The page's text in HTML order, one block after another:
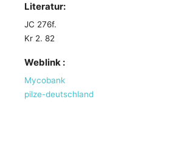
Literatur:
JC 276f.
Kr 2. 82
Weblink :
Mycobank
pilze-deutschland